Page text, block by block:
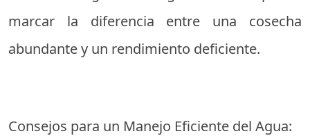
marcar la diferencia entre una cosecha
abundante y un rendimiento deficiente.
Consejos para un Manejo Eficiente del Agua: